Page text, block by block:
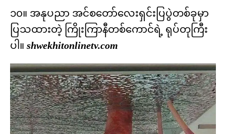
၁၀။ အနုပညာ အင်စတော်လေးရှင်းပြပွဲတစ်ခုမှာ
ပြသထားတဲ့ ကြိုးကြာနီတစ်ကောင်ရဲ့ ရုပ်တုကြီး
ပါ။ shwekhitonlinetv.com